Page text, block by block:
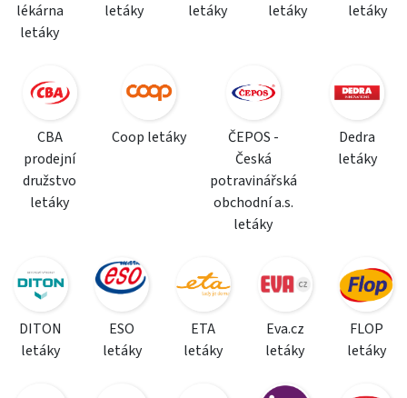
lékárna
letáky
letáky
letáky
letáky
letáky
CBA
prodejní
družstvo
letáky
Coop letáky
ČEPOS -
Česká
potravinářská
obchodní a.s.
letáky
Dedra
letáky
DITON
letáky
ESO
letáky
ETA
letáky
Eva.cz
letáky
FLOP
letáky